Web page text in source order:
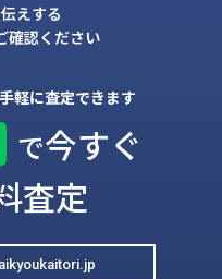
えする
確認ください
軽に査定できます
で今すぐ
査定